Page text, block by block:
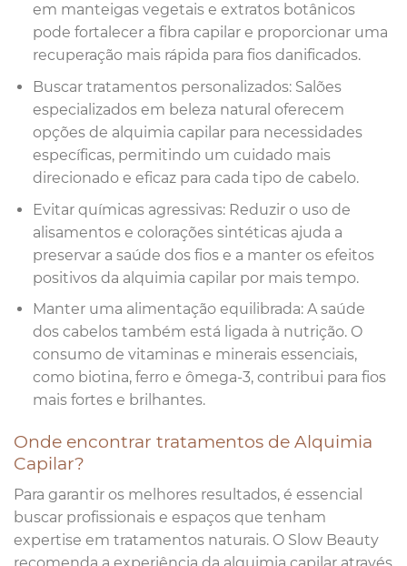
em manteigas vegetais e extratos botânicos
pode fortalecer a fibra capilar e proporcionar uma
recuperação mais rápida para fios danificados.
Buscar tratamentos personalizados: Salões
especializados em beleza natural oferecem
opções de alquimia capilar para necessidades
específicas, permitindo um cuidado mais
direcionado e eficaz para cada tipo de cabelo.
Evitar químicas agressivas: Reduzir o uso de
alisamentos e colorações sintéticas ajuda a
preservar a saúde dos fios e a manter os efeitos
positivos da alquimia capilar por mais tempo.
Manter uma alimentação equilibrada: A saúde
dos cabelos também está ligada à nutrição. O
consumo de vitaminas e minerais essenciais,
como biotina, ferro e ômega-3, contribui para fios
mais fortes e brilhantes.
Onde encontrar tratamentos de Alquimia
Capilar?
Para garantir os melhores resultados, é essencial
buscar profissionais e espaços que tenham
expertise em tratamentos naturais. O Slow Beauty
recomenda a experiência da alquimia capilar através